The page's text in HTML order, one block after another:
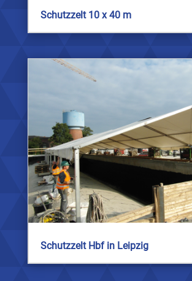
Schutzzelt 10 x 40 m
Schutzzelt Hbf in Leipzig